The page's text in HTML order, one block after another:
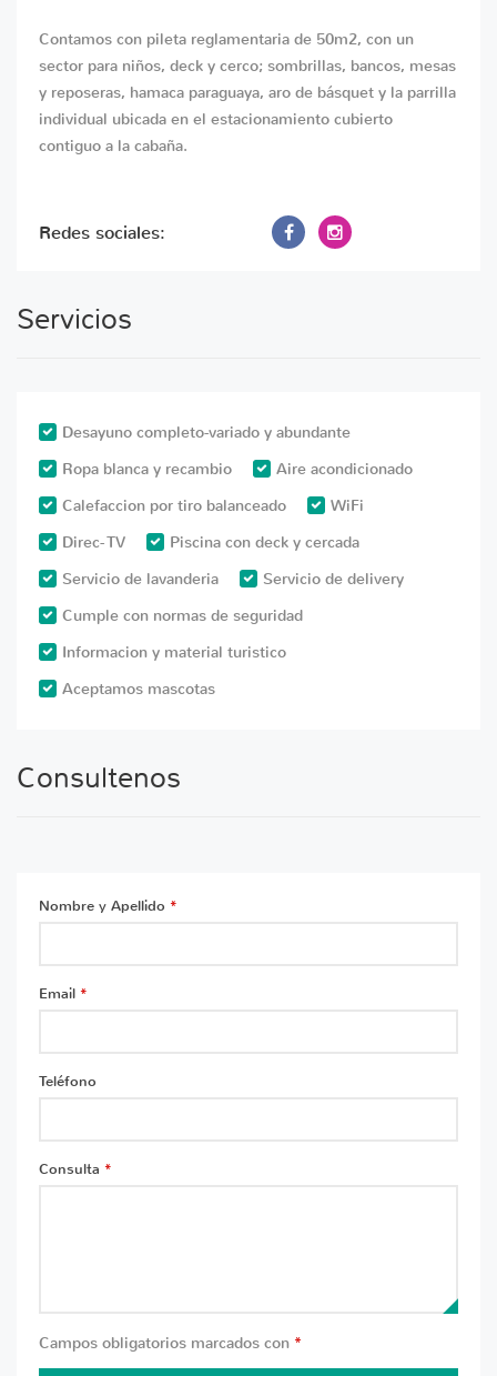
Contamos con pileta reglamentaria de 50m2, con un
sector para niños, deck y cerco; sombrillas, bancos, mesas
y reposeras, hamaca paraguaya, aro de básquet y la parrilla
individual ubicada en el estacionamiento cubierto
contiguo a la cabaña.
Redes sociales:
Servicios
Desayuno completo-variado y abundante
Ropa blanca y recambio
Aire acondicionado
Calefaccion por tiro balanceado
WiFi
Direc- TV
Piscina con deck y cercada
Servicio de lavanderia
Servicio de delivery
Cumple con normas de seguridad
Informacion y material turistico
Aceptamos mascotas
Consultenos
Nombre y Apellido *
Email *
Teléfono
Consulta *
Campos obligatorios marcados con *